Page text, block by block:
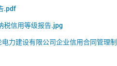
.pdf
税信用等级报告.jpg
力建设有限公司企业信用合同管理制